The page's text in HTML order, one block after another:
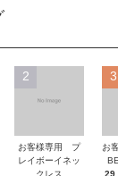
2
お客様専用 プ
レイボーイネッ
クレス
3
お